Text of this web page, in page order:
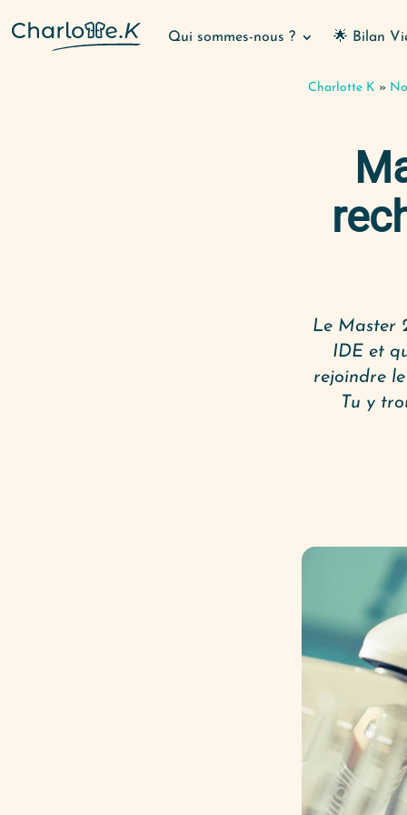
Qui sommes-nous ? 🌟 Bilan
Charlotte K »
Le Master
IDE et
rejoindre
Tu y